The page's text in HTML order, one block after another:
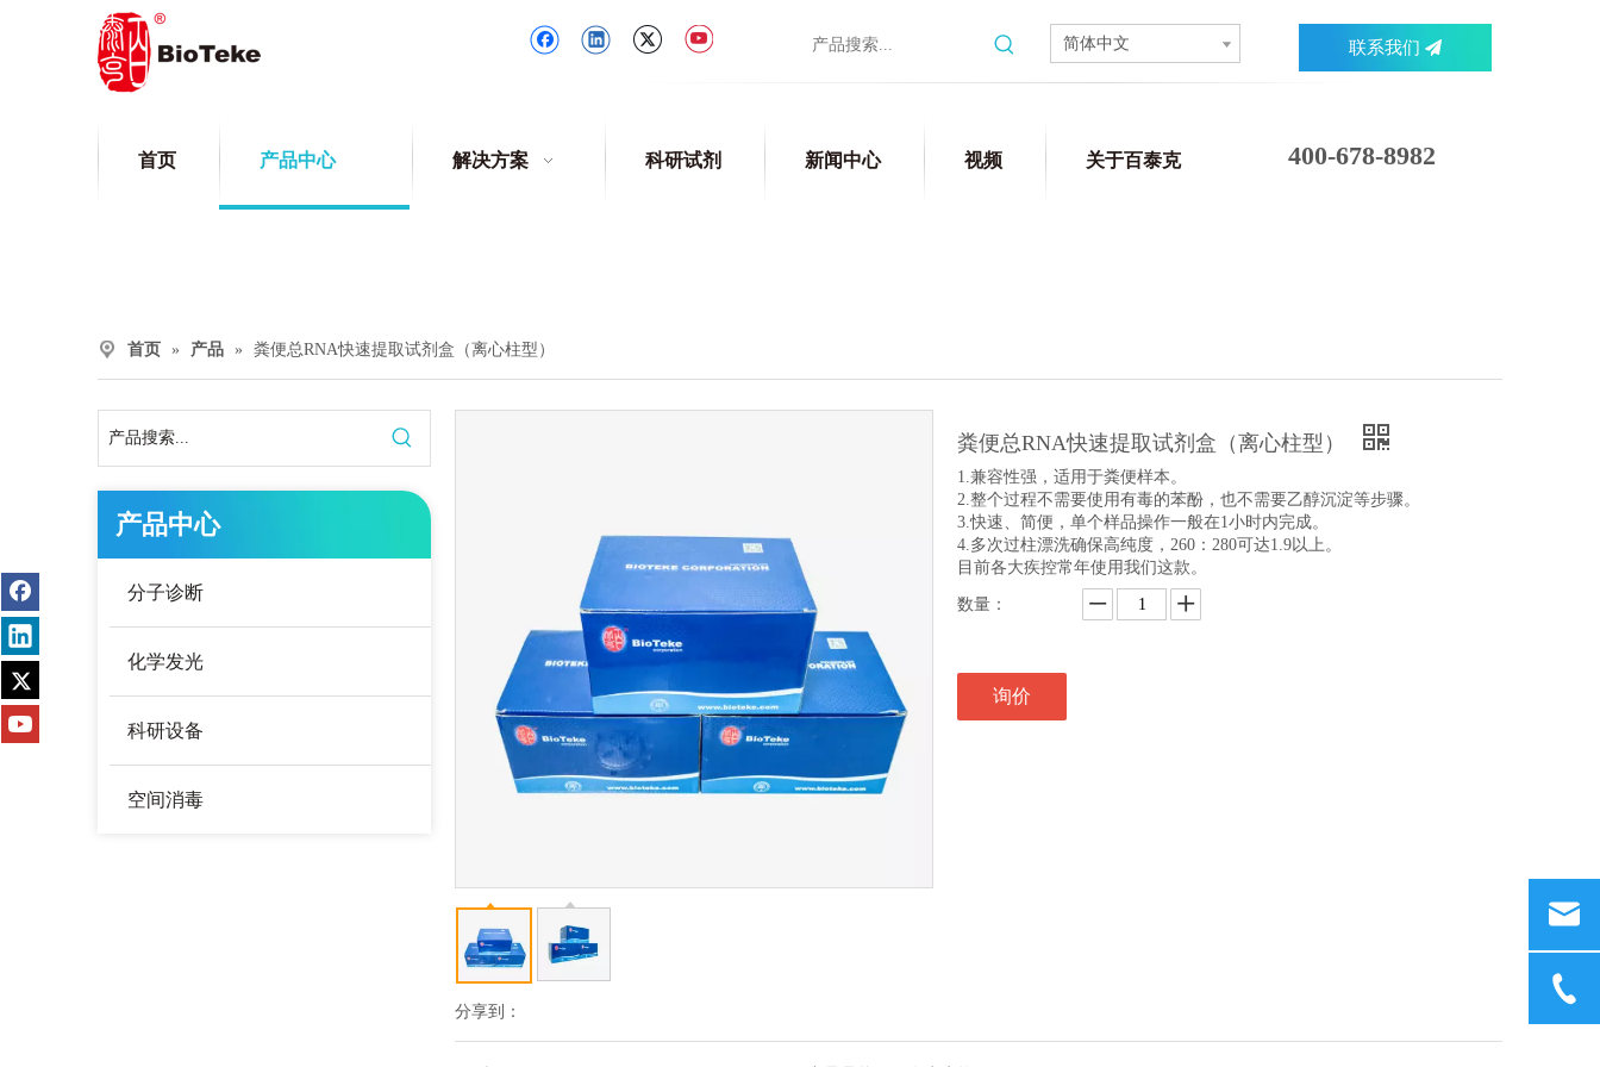
简体中文 联系我们
首页 产品中心 解决方案 科研试剂 新闻中心 视频 关于百泰克 400-678-8982
首页 » 产品 » 粪便总RNA快速提取试剂盒（离心柱型）
产品中心
分子诊断
化学发光
科研设备
空间消毒
分享到：
粪便总RNA快速提取试剂盒（离心柱型）
1.兼容性强，适用于粪便样本。
2.整个过程不需要使用有毒的苯酚，也不需要乙醇沉淀等步骤。
3.快速、简便，单个样品操作一般在1小时内完成。
4.多次过柱漂洗确保高纯度，260：280可达1.9以上。
目前各大疾控常年使用我们这款。
数量：
询价